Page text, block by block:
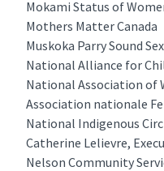
Mokami Status of
Mothers Matter Canada
Muskoka Parry Sound
National Alliance for
National Association of
Association nationale
National Indigenous
Catherine Lelievre,
Nelson Community